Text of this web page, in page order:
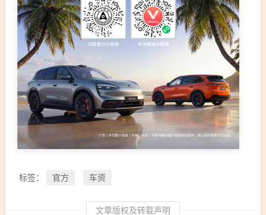
标签： 官方 车资
文章版权及转载声明